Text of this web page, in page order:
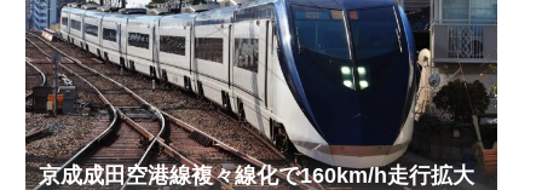
京成成田空港線複々線化で160km/h走行拡大